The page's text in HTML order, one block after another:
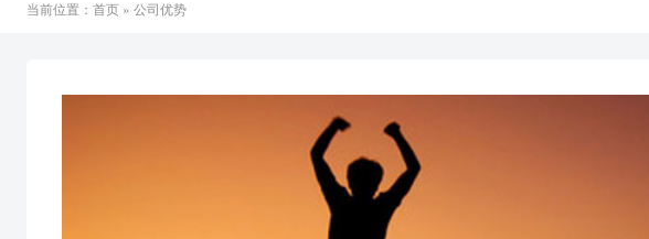
当前位置： 首页 » 公司优势